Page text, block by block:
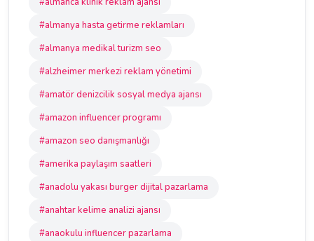
#almanya hasta getirme reklamları
#almanya medikal turizm seo
#alzheimer merkezi reklam yönetimi
#amatör denizcilik sosyal medya ajansı
#amazon influencer programı
#amazon seo danışmanlığı
#amerika paylaşım saatleri
#anadolu yakası burger dijital pazarlama
#anahtar kelime analizi ajansı
#anaokulu influencer pazarlama